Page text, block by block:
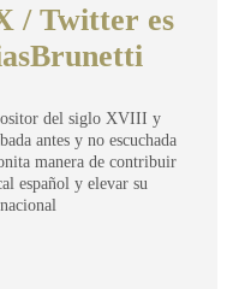
/ Twitter es
del siglo XVIII y
antes y no escuchada
manera de contribuir
español y elevar su